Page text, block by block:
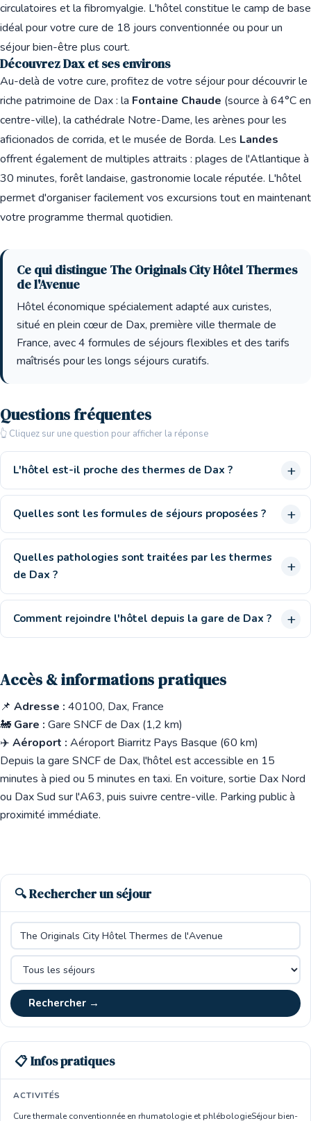
circulatoires et la fibromyalgie. L'hôtel constitue le camp de base
idéal pour votre cure de 18 jours conventionnée ou pour un
séjour bien-être plus court.
Découvrez Dax et ses environs
Au-delà de votre cure, profitez de votre séjour pour découvrir le
riche patrimoine de Dax : la Fontaine Chaude (source à 64°C en
centre-ville), la cathédrale Notre-Dame, les arènes pour les
aficionados de corrida, et le musée de Borda. Les Landes
offrent également de multiples attraits : plages de l'Atlantique à
30 minutes, forêt landaise, gastronomie locale réputée. L'hôtel
permet d'organiser facilement vos excursions tout en maintenant
votre programme thermal quotidien.
Ce qui distingue The Originals City Hôtel Thermes
de l'Avenue
Hôtel économique spécialement adapté aux curistes,
situé en plein cœur de Dax, première ville thermale de
France, avec 4 formules de séjours flexibles et des tarifs
maîtrisés pour les longs séjours curatifs.
Questions fréquentes
👆 Cliquez sur une question pour afficher la réponse
L'hôtel est-il proche des thermes de Dax ?
Quelles sont les formules de séjours proposées ?
Quelles pathologies sont traitées par les thermes
de Dax ?
Comment rejoindre l'hôtel depuis la gare de Dax ?
Accès & informations pratiques
📌 Adresse : 40100, Dax, France
🚂 Gare : Gare SNCF de Dax (1,2 km)
✈️ Aéroport : Aéroport Biarritz Pays Basque (60 km)
Depuis la gare SNCF de Dax, l'hôtel est accessible en 15
minutes à pied ou 5 minutes en taxi. En voiture, sortie Dax Nord
ou Dax Sud sur l'A63, puis suivre centre-ville. Parking public à
proximité immédiate.
🔍 Rechercher un séjour
Rechercher →
📋 Infos pratiques
ACTIVITÉS
Cure thermale conventionnée en rhumatologie et phlébologieSéjour bien-